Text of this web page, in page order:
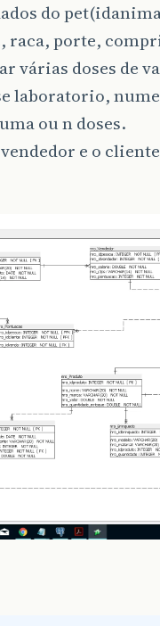
do
raca, porte,
várias doses de
laboratorio,
ou n doses.
e o